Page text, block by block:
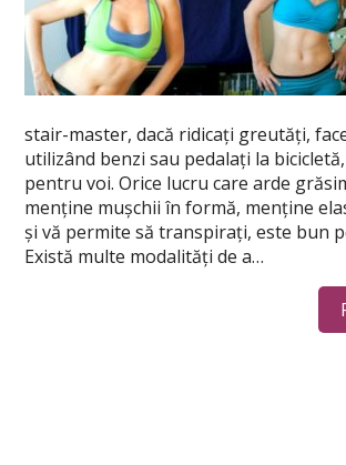
stair-master, dacă ridicați greutăți,
utilizând benzi sau pedalați la
pentru voi. Orice lucru care arde
menține mușchii în formă, menține
și vă permite să transpirați, este bun
Există multe modalități de a…